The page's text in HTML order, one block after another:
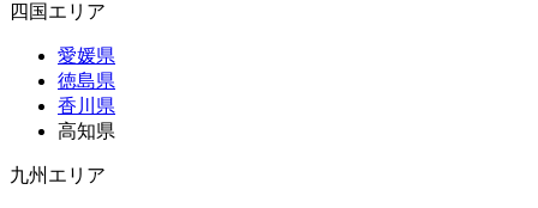
四国エリア
愛媛県
徳島県
香川県
高知県
九州エリア